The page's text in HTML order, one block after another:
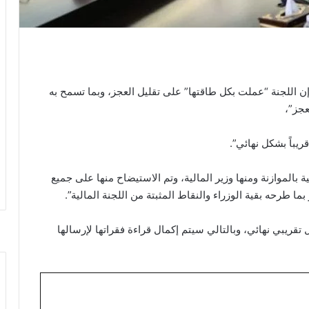
اللجنة “عملت بكل طاقتها” على تقليل العجز، وبما تسمح به
بشكل نهائي”.
ومنها وزير المالية، وتم الاستيضاح منها على جميع
طرحه بقية الوزراء والنقاط المثبتة من اللجنة المالية”.
نهائي، وبالتالي سيتم إكمال قراءة فقراتها لإرسالها